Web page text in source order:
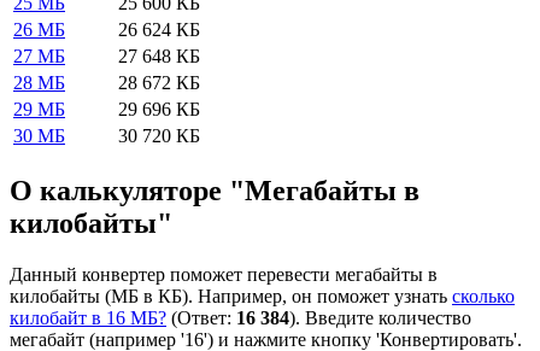
26 МБ
26 624 КБ
27 МБ
27 648 КБ
28 МБ
28 672 КБ
29 МБ
29 696 КБ
30 МБ
30 720 КБ
О калькуляторе "Мегабайты в
килобайты"
Данный конвертер поможет перевести мегабайты в
килобайты (МБ в КБ). Например, он поможет узнать сколько
килобайт в 16 МБ? (Ответ: 16 384). Введите количество
мегабайт (например '16') и нажмите кнопку 'Конвертировать'.